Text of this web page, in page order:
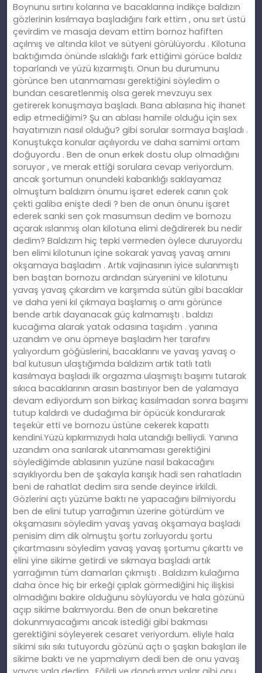
Boynunu sırtını kolarına ve bacaklarına indikçe baldızın
gözlerinin kısılmaya başladığını fark ettim , onu sırt üstü
çevirdim ve masaja devam ettim bornoz hafiften
açılmış ve altında kilot ve sütyeni görülüyordu . Kilotuna
baktığımda önünde ıslaklığı fark ettiğimi görüce baldız
toparlandı ve yüzü kızarmıştı. Onun bu durumunu
görünce ben utanmaması gerektiğini söyledim o
bundan cesaretlenmiş olsa gerek mevzuyu sex
getirerek konuşmaya başladı. Bana ablasına hiç ihanet
edip etmediğimi? Şu an ablası hamile olduğu için sex
hayatımızın nasıl olduğu? gibi sorular sormaya başladı .
Konuştukça konular açılıyordu ve daha samimi ortam
doğuyordu . Ben de onun erkek dostu olup olmadığını
soruyor , ve merak ettiği sorulara cevap veriyordum.
ancak şortumun onundeki kabarıklığı saklayamaz
olmuştum baldızım önumu işaret ederek canın çok
çekti galiba enişte dedi ? ben de onun önunu işaret
ederek sanki sen çok masumsun dedim ve bornozu
açarak ıslanmış olan kilotuna elimi değdirerek bu nedir
dedim? Baldızım hiç tepki vermeden öylece duruyordu
ben elimi kilotunun içine sokarak yavaş yavaş amını
okşamaya başladım . Artık vajinasının iyice sulanmıştı
ben baştan bornozu ardından süryenini ve kilotunu
yavaş yavaş çıkardım ve karşımda sütün gibi bacaklar
ve daha yeni kıl çıkmaya başlamış o amı görünce
bende artık dayanacak güç kalmamıştı . baldızı
kucağıma alarak yatak odasına taşıdım . yanına
uzandım ve onu öpmeye başladım her tarafını
yalıyordum göğüslerini, bacaklarını ve yavaş yavaş o
bal kutusun ulaştığımda baldızım artık tatlı tatlı
kasılmaya başladı ilk orgazma ulaşmıştı başımı tutarak
sıkıca bacaklarının arasın bastırıyor ben de yalamaya
devam ediyordum son birkaç kasılmadan sonra başımı
tutup kaldırdı ve dudağıma bir öpücük kondurarak
teşekür etti ve bornozu üstüne cekerek kapattı
kendini.Yüzü kıpkırmızıydı hala utandığı belliydi. Yanına
uzandım ona sarılarak utanmaması gerektiğini
söylediğimde ablasının yuzüne nasıl bakacağını
sayıklıyordu ben de şakayla karışık hadi sen rahatladın
beni de rahatlat dedim sıra sende deyince irkildi.
Gözlerini açtı yüzüme baktı ne yapacağını bilmiyordu
ben de elini tutup yarrağımın üzerine götürdüm ve
okşamasını söyledim yavaş yavaş okşamaya başladı
penisim dim dik olmuştu şortu zorluyordu şortu
çıkartmasını söyledim yavaş yavaş şortumu çıkarttı ve
elini yine sikime getirdi ve sıkmaya başladı artık
yarrağımın tüm damarları çıkmıştı . Baldızım kulağıma
daha önce hiç bir erkeği çıplak görmediğini hiç ilişkisi
olmadığını bakire olduğunu söylüyordu ve hala gözünü
açıp sikime bakmıyordu. Ben de onun bekaretine
dokunmıyacağımı ancak istediği gibi bakması
gerektiğini söyleyerek cesaret veriyordum. eliyle hala
sikimi sıkı sıkı tutuyordu gözünü açtı o şaşkın bakışları ile
sikime baktı ve ne yapmalıyım dedi ben de onu yavaş